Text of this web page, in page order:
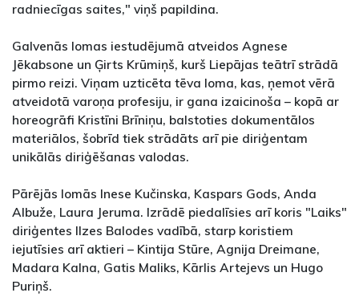
radniecīgas saites," viņš papildina.
Galvenās lomas iestudējumā atveidos Agnese
Jēkabsone un Ģirts Krūmiņš, kurš Liepājas teātrī strādā
pirmo reizi. Viņam uzticēta tēva loma, kas, ņemot vērā
atveidotā varoņa profesiju, ir gana izaicinoša – kopā ar
horeogrāfi Kristīni Brīniņu, balstoties dokumentālos
materiālos, šobrīd tiek strādāts arī pie diriģentam
unikālās diriģēšanas valodas.
Pārējās lomās Inese Kučinska, Kaspars Gods, Anda
Albuže, Laura Jeruma. Izrādē piedalīsies arī koris "Laiks"
diriģentes Ilzes Balodes vadībā, starp koristiem
iejutīsies arī aktieri – Kintija Stūre, Agnija Dreimane,
Madara Kalna, Gatis Maliks, Kārlis Artejevs un Hugo
Puriņš.